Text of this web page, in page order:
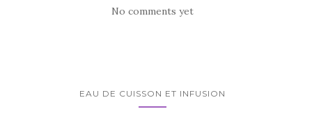
No comments yet
EAU DE CUISSON ET INFUSION